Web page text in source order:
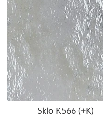
Sklo K566 (+K)